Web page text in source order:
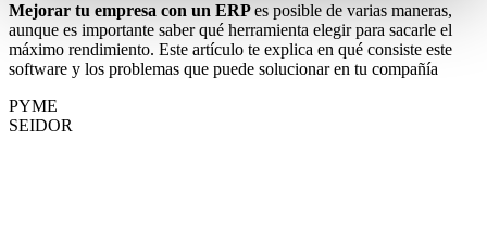
Mejorar tu empresa con un ERPes posible de varias maneras,
aunque es importante saber qué herramienta elegir para sacarle el
máximo rendimiento. Este artículo te explica en qué consiste este
software y los problemas que puede solucionar en tu compañía
PYME
SEIDOR